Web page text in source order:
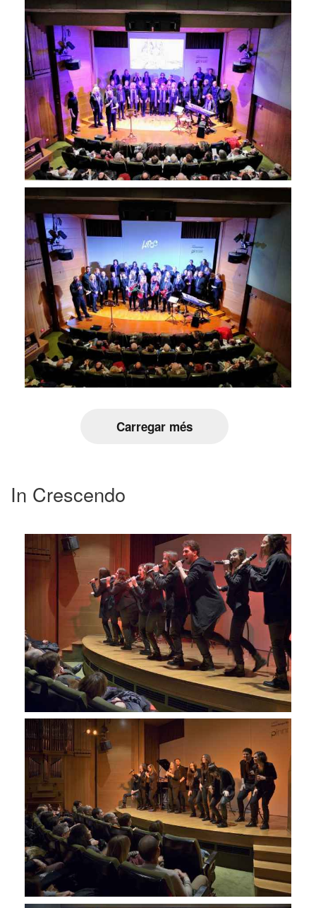
Carregar més
In Crescendo